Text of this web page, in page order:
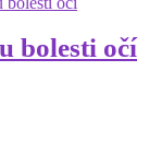
bolesti očí